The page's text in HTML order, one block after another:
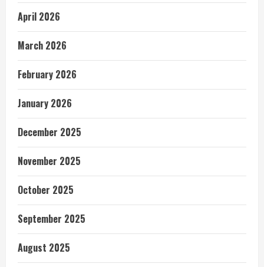
April 2026
March 2026
February 2026
January 2026
December 2025
November 2025
October 2025
September 2025
August 2025